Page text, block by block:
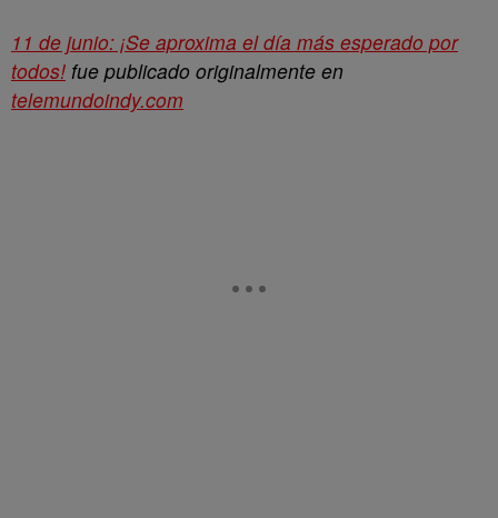
11 de junio: ¡Se aproxima el día más esperado por
todos! fue publicado originalmente en
telemundoindy.com